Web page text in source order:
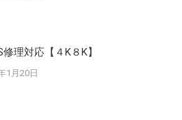
修理対応【４K８K】
1月20日